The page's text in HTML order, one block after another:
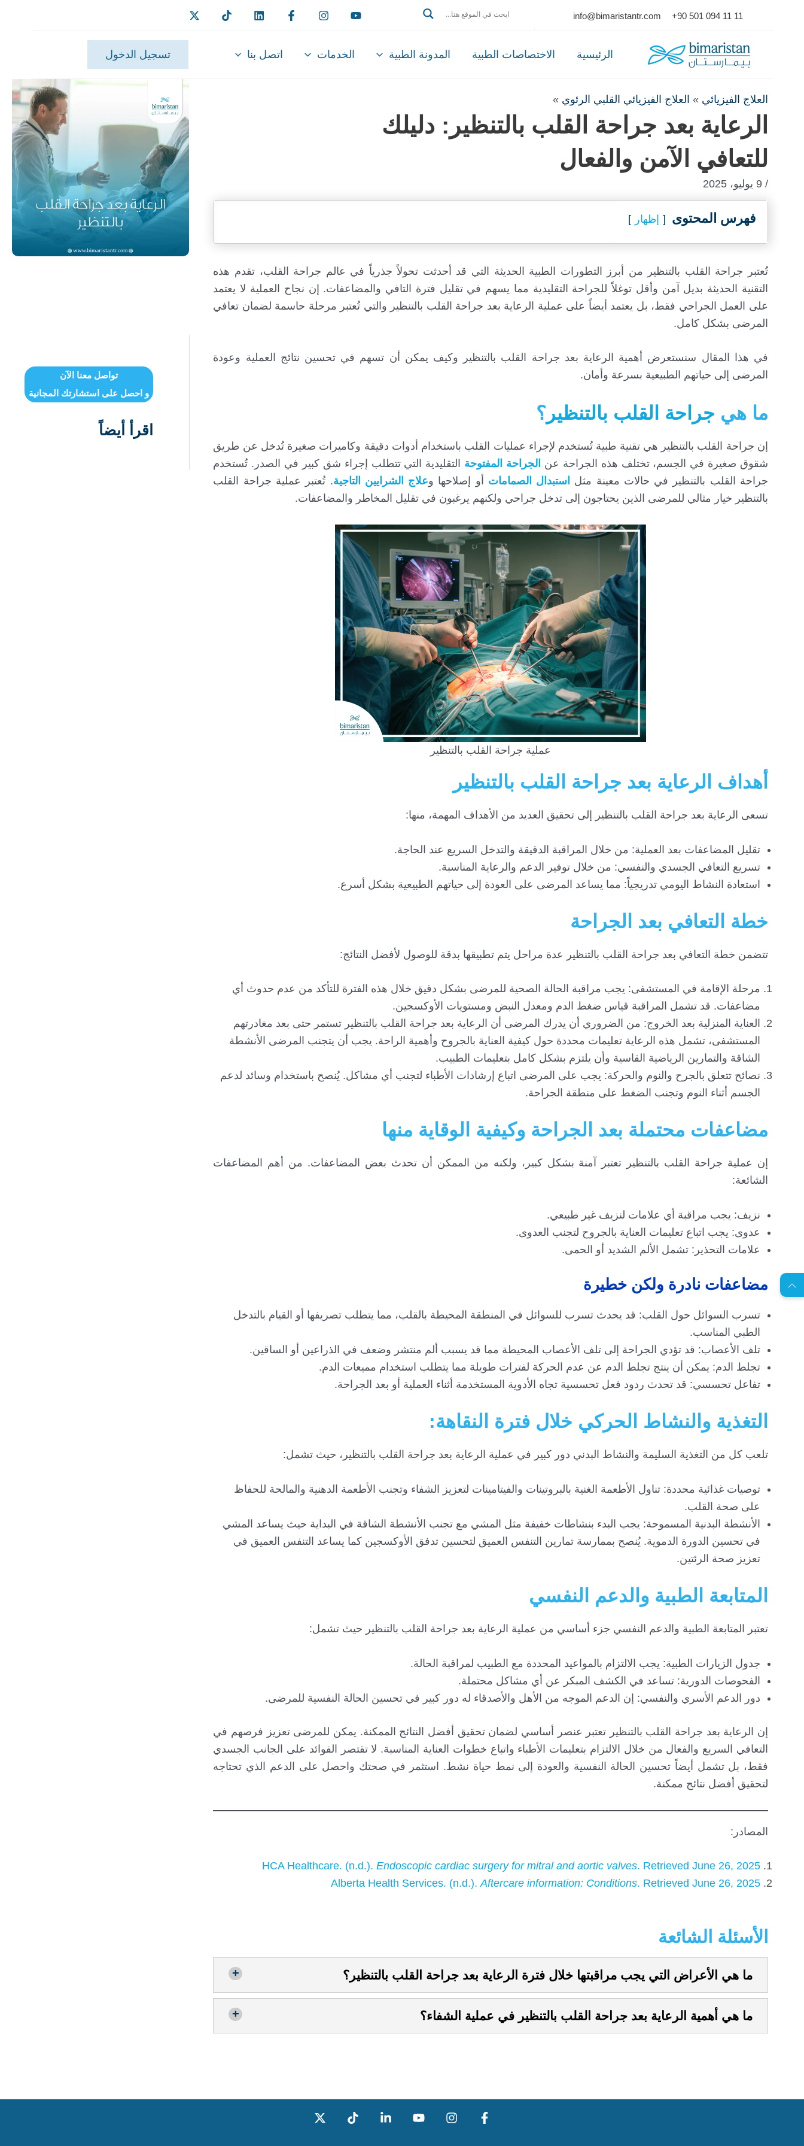
info@bimaristantr.com +90 501 094 11 11
الرئيسية الاختصاصات الطبية المدونة الطبية الخدمات اتصل بنا تسجيل الدخول
العلاج الفيزيائي » العلاج الفيزيائي القلبي الرئوي »
الرعاية بعد جراحة القلب بالتنظير: دليلك
للتعافي الآمن والفعال
/ 9 يوليو، 2025
فهرس المحتوى إظهار
تُعتبر جراحة القلب بالتنظير من أبرز التطورات الطبية الحديثة التي قد أحدثت تحولاً جذرياً في عالم جراحة القلب، تقدم هذه
التقنية الحديثة بديل آمن وأقل توغلاً للجراحة التقليدية مما يسهم في تقليل فترة التافي والمضاعفات. إن نجاح العملية لا يعتمد
على العمل الجراحي فقط، بل يعتمد أيضاً على عملية الرعاية بعد جراحة القلب بالتنظير والتي تُعتبر مرحلة حاسمة لضمان تعافي
المرضى بشكل كامل.
في هذا المقال سنستعرض أهمية الرعاية بعد جراحة القلب بالتنظير وكيف يمكن أن تسهم في تحسين نتائج العملية وعودة
المرضى إلى حياتهم الطبيعية بسرعة وأمان.
ما هي جراحة القلب بالتنظير ؟
إن جراحة القلب بالتنظير هي تقنية طبية تُستخدم لإجراء عمليات القلب باستخدام أدوات دقيقة وكاميرات صغيرة تُدخل عن طريق
شقوق صغيرة في الجسم، تختلف هذه الجراحة عن الجراحة المفتوحة التقليدية التي تتطلب إجراء شق كبير في الصدر. تُستخدم
جراحة القلب بالتنظير في حالات معينة مثل
استبدال الصمامات أو إصلاحها وعلاج الشرايين التاجية. تُعتبر عملية جراحة القلب
بالتنظير خيار مثالي للمرضى الذين يحتاجون إلى تدخل جراحي ولكنهم يرغبون في تقليل المخاطر والمضاعفات.
عملية جراحة القلب بالتنظير
أهداف الرعاية بعد جراحة القلب بالتنظير
تسعى الرعاية بعد جراحة القلب بالتنظير إلى تحقيق العديد من الأهداف المهمة، منها:
تقليل المضاعفات بعد العملية: من خلال المراقبة الدقيقة والتدخل السريع عند الحاجة.
تسريع التعافي الجسدي والنفسي: من خلال توفير الدعم والرعاية المناسبة.
استعادة النشاط اليومي تدريجياً: مما يساعد المرضى على العودة إلى حياتهم الطبيعية بشكل أسرع.
خطة التعافي بعد الجراحة
تتضمن خطة التعافي بعد جراحة القلب بالتنظير عدة مراحل يتم تطبيقها بدقة للوصول لأفضل النتائج:
مرحلة الإقامة في المستشفى: يجب مراقبة الحالة الصحية للمرضى بشكل دقيق خلال هذه الفترة للتأكد من عدم حدوث أي
مضاعفات. قد تشمل المراقبة قياس ضغط الدم ومعدل النبض ومستويات الأوكسجين.
العناية المنزلية بعد الخروج: من الضروري أن يدرك المرضى أن الرعاية بعد جراحة القلب بالتنظير تستمر حتى بعد مغادرتهم
المستشفى، تشمل هذه الرعاية تعليمات محددة حول كيفية العناية بالجروح وأهمية الراحة. يجب أن يتجنب المرضى الأنشطة
الشاقة والتمارين الرياضية القاسية وأن يلتزم بشكل كامل بتعليمات الطبيب.
نصائح تتعلق بالجرح والنوم والحركة: يجب على المرضى اتباع إرشادات الأطباء لتجنب أي مشاكل. يُنصح باستخدام وسائد لدعم
الجسم أثناء النوم وتجنب الضغط على منطقة الجراحة.
مضاعفات محتملة بعد الجراحة وكيفية الوقاية منها
إن عملية جراحة القلب بالتنظير تعتبر آمنة بشكل كبير، ولكنه من الممكن أن تحدث بعض المضاعفات. من أهم المضاعفات
الشائعة:
نزيف: يجب مراقبة أي علامات لنزيف غير طبيعي.
عدوى: يجب اتباع تعليمات العناية بالجروح لتجنب العدوى.
علامات التحذير: تشمل الألم الشديد أو الحمى.
مضاعفات نادرة ولكن خطيرة
تسرب السوائل حول القلب: قد يحدث تسرب للسوائل في المنطقة المحيطة بالقلب، مما يتطلب تصريفها أو القيام بالتدخل
الطبي المناسب.
تلف الأعصاب: قد تؤدي الجراحة إلى تلف الأعصاب المحيطة مما قد يسبب ألم منتشر وضعف في الذراعين أو الساقين.
تجلط الدم: يمكن أن ينتج تجلط الدم عن عدم الحركة لفترات طويلة مما يتطلب استخدام مميعات الدم.
تفاعل تحسسي: قد تحدث ردود فعل تحسسية تجاه الأدوية المستخدمة أثناء العملية أو بعد الجراحة.
التغذية والنشاط الحركي خلال فترة النقاهة:
تلعب كل من التغذية السليمة والنشاط البدني دور كبير في عملية الرعاية بعد جراحة القلب بالتنظير، حيث تشمل:
توصيات غذائية محددة: تناول الأطعمة الغنية بالبروتينات والفيتامينات لتعزيز الشفاء وتجنب الأطعمة الدهنية والمالحة للحفاظ
على صحة القلب.
الأنشطة البدنية المسموحة: يجب البدء بنشاطات خفيفة مثل المشي مع تجنب الأنشطة الشاقة في البداية حيث يساعد المشي
في تحسين الدورة الدموية. يُنصح بممارسة تمارين التنفس العميق لتحسين تدفق الأوكسجين كما يساعد التنفس العميق في
تعزيز صحة الرئتين.
المتابعة الطبية والدعم النفسي
تعتبر المتابعة الطبية والدعم النفسي جزء أساسي من عملية الرعاية بعد جراحة القلب بالتنظير حيث تشمل:
جدول الزيارات الطبية: يجب الالتزام بالمواعيد المحددة مع الطبيب لمراقبة الحالة.
الفحوصات الدورية: تساعد في الكشف المبكر عن أي مشاكل محتملة.
دور الدعم الأسري والنفسي: إن الدعم الموجه من الأهل والأصدقاء له دور كبير في تحسين الحالة النفسية للمرضى.
إن الرعاية بعد جراحة القلب بالتنظير تعتبر عنصر أساسي لضمان تحقيق أفضل النتائج الممكنة. يمكن للمرضى تعزيز فرصهم في
التعافي السريع والفعال من خلال الالتزام بتعليمات الأطباء واتباع خطوات العناية المناسبة. لا تقتصر الفوائد على الجانب الجسدي
فقط، بل تشمل أيضاً تحسين الحالة النفسية والعودة إلى نمط حياة نشط. استثمر في صحتك واحصل على الدعم الذي تحتاجه
لتحقيق أفضل نتائج ممكنة.
المصادر:
HCA Healthcare. (n.d.). Endoscopic cardiac surgery for mitral and aortic valves. Retrieved June 26, 2025
Alberta Health Services. (n.d.).Aftercare information: Conditions. Retrieved June 26, 2025
الأسئلة الشائعة
ما هي الأعراض التي يجب مراقبتها خلال فترة الرعاية بعد جراحة القلب بالتنظير؟
ما هي أهمية الرعاية بعد جراحة القلب بالتنظير في عملية الشفاء؟
تواصل معنا الآن
و احصل على استشارتك المجانية
اقرأ أيضاً
ل
ا
س
ت
ش
ا
ر
ة
م
ج
ا
ن
ي
ة